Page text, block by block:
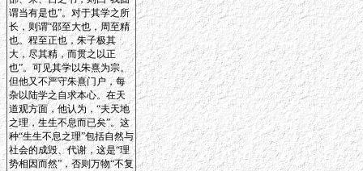
谓当有是也”。对于其学之所
长，则谓“邵至大也，周至精
也。程至正也，朱子极其
大，尽其精，而贯之以正
也”。可见其学以朱熹为宗。
但他又不严守朱熹门户，每
杂以陆学之自求本心。在天
道观方面，他认为，“夫天地
之理，生生不息而已矣”。这
种“生生不息之理”包括自然与
社会的成毁、代谢，这是“理
势相因而然”，否则万物“不复